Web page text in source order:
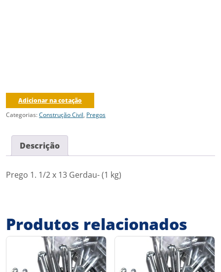
Adicionar na cotação
Categorias:Construção Civil, Pregos
Descrição
Prego 1. 1/2 x 13 Gerdau- (1 kg)
Produtos relacionados